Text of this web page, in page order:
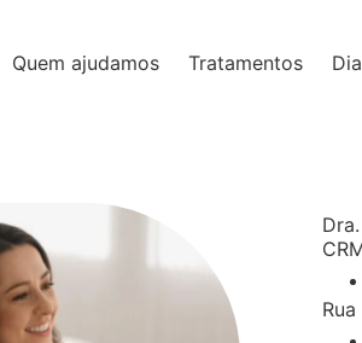
Quem ajudamos Tratamentos